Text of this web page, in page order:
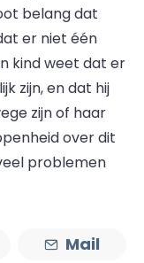
belang dat
er niet één
kind weet dat er
zijn, en dat hij
zijn of haar
over dit
problemen
Mail